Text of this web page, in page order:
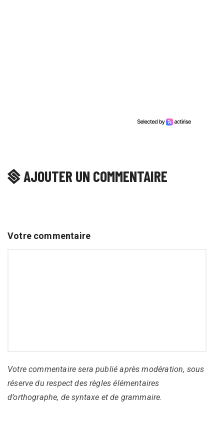
AJOUTER UN COMMENTAIRE
Votre commentaire
Votre commentaire sera publié après modération, sous
réserve du respect des règles élémentaires
d’orthographe, de syntaxe et de grammaire.